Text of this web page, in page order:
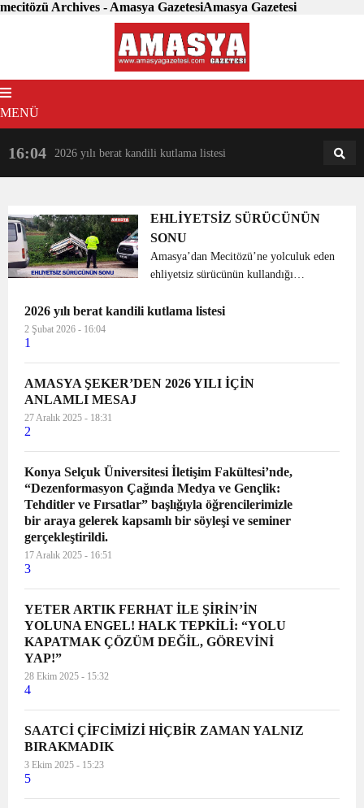
mecitözü Archives - Amasya GazetesiAmasya Gazetesi
MENÜ
16:04 2026 yılı berat kandili kutlama listesi 18:31
EHLİYETSİZ SÜRÜCÜNÜN
SONU
Amasya’dan Mecitözü’ne yolculuk eden
ehliyetsiz sürücünün kullandığı
2 kişi yaralandı. Edinilen bilgiye göre
2026 yılı berat kandili kutlama listesi
2 Şubat 2026 - 16:04
1
AMASYA ŞEKER’DEN 2026 YILI İÇİN
ANLAMLI MESAJ
27 Aralık 2025 - 18:31
2
Konya Selçuk Üniversitesi İletişim Fakültesi’nde,
“Dezenformasyon Çağında Medya ve Gençlik:
Tehditler ve Fırsatlar” başlığıyla öğrencilerimizle
bir araya gelerek kapsamlı bir söyleşi ve seminer
gerçekleştirildi.
17 Aralık 2025 - 16:51
3
YETER ARTIK FERHAT İLE ŞİRİN’İN
YOLUNA ENGEL! HALK TEPKİLİ: “YOLU
KAPATMAK ÇÖZÜM DEĞİL, GÖREVİNİ
YAP!”
28 Ekim 2025 - 15:32
4
SAATCİ ÇİFCİMİZİ HİÇBİR ZAMAN YALNIZ
BIRAKMADIK
3 Ekim 2025 - 15:23
5